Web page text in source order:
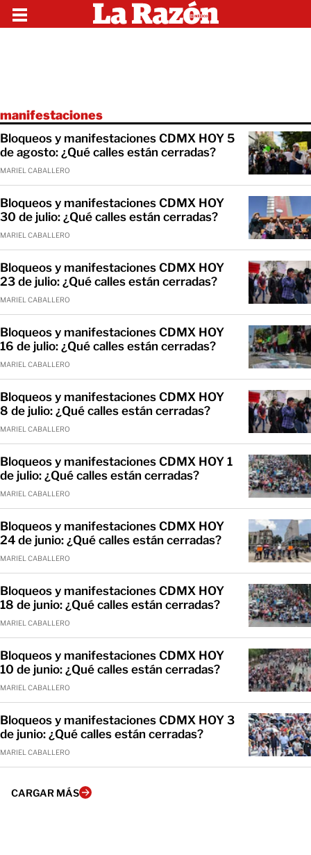
manifestaciones
Bloqueos y manifestaciones CDMX HOY 5
de agosto: ¿Qué calles están cerradas?
MARIEL CABALLERO
Bloqueos y manifestaciones CDMX HOY
30 de julio: ¿Qué calles están cerradas?
MARIEL CABALLERO
Bloqueos y manifestaciones CDMX HOY
23 de julio: ¿Qué calles están cerradas?
MARIEL CABALLERO
Bloqueos y manifestaciones CDMX HOY
16 de julio: ¿Qué calles están cerradas?
MARIEL CABALLERO
Bloqueos y manifestaciones CDMX HOY
8 de julio: ¿Qué calles están cerradas?
MARIEL CABALLERO
Bloqueos y manifestaciones CDMX HOY 1
de julio: ¿Qué calles están cerradas?
MARIEL CABALLERO
Bloqueos y manifestaciones CDMX HOY
24 de junio: ¿Qué calles están cerradas?
MARIEL CABALLERO
Bloqueos y manifestaciones CDMX HOY
18 de junio: ¿Qué calles están cerradas?
MARIEL CABALLERO
Bloqueos y manifestaciones CDMX HOY
10 de junio: ¿Qué calles están cerradas?
MARIEL CABALLERO
Bloqueos y manifestaciones CDMX HOY 3
de junio: ¿Qué calles están cerradas?
MARIEL CABALLERO
CARGAR MÁS